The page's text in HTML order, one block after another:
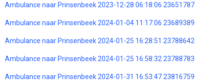
Ambulance naar Prinsenbeek 2023-12-28 06:18:06 23651787
Ambulance naar Prinsenbeek 2024-01-04 11:17:06 23689389
Ambulance naar Prinsenbeek 2024-01-25 16:28:51 23788642
Ambulance naar Prinsenbeek 2024-01-25 16:58:32 23788783
Ambulance naar Prinsenbeek 2024-01-31 16:53:47 23816759